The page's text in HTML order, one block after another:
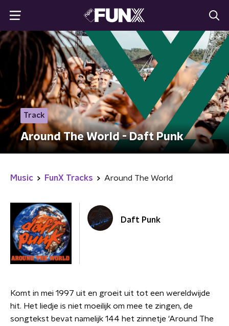
Track
Around The World - Daft Punk
Music FunX Tracks Around The World
Daft Punk
Komt in mei 1997 uit en groeit uit tot een wereldwijde
hit. Het liedje is niet moeilijk om mee te zingen, de
songtekst bevat namelijk 144 het zinnetje 'Around The